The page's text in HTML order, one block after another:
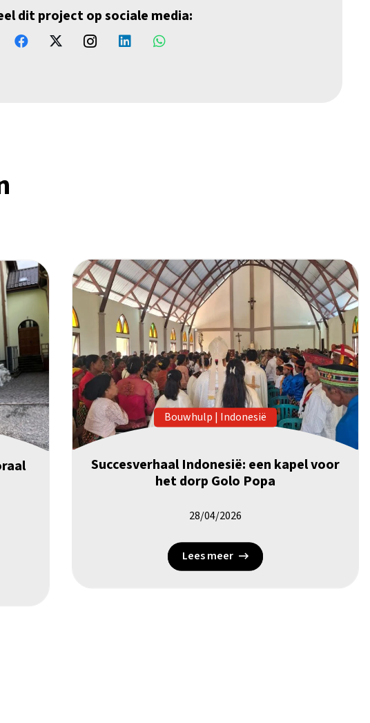
dit project op sociale media:
Bouwhulp | Indonesië
Succesverhaal Indonesië: een kapel voor
het dorp Golo Popa
28/04/2026
Lees meer